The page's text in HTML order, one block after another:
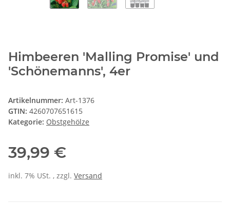
Himbeeren 'Malling Promise' und
'Schönemanns', 4er
Artikelnummer: Art-1376
GTIN: 4260707651615
Kategorie: Obstgehölze
39,99 €
inkl. 7% USt. , zzgl. Versand